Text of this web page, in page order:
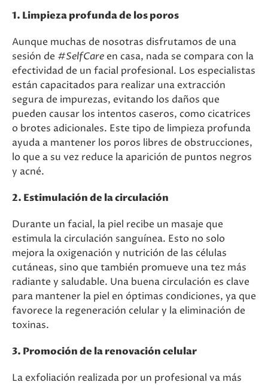
1. Limpieza profunda de los poros
Aunque muchas de nosotras disfrutamos de una
sesión de #SelfCare en casa, nada se compara con la
efectividad de un facial profesional. Los especialistas
están capacitados para realizar una extracción
segura de impurezas, evitando los daños que
pueden causar los intentos caseros, como cicatrices
o brotes adicionales. Este tipo de limpieza profunda
ayuda a mantener los poros libres de obstrucciones,
lo que a su vez reduce la aparición de puntos negros
y acné.
2. Estimulación de la circulación
Durante un facial, la piel recibe un masaje que
estimula la circulación sanguínea. Esto no solo
mejora la oxigenación y nutrición de las células
cutáneas, sino que también promueve una tez más
radiante y saludable. Una buena circulación es clave
para mantener la piel en óptimas condiciones, ya que
favorece la regeneración celular y la eliminación de
toxinas.
3. Promoción de la renovación celular
La exfoliación realizada por un profesional va más